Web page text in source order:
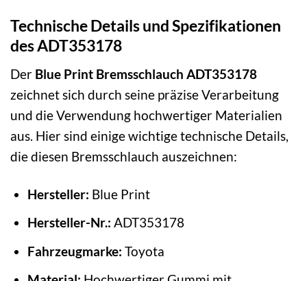
Technische Details und Spezifikationen
des ADT353178
Der Blue Print Bremsschlauch ADT353178
zeichnet sich durch seine präzise Verarbeitung
und die Verwendung hochwertiger Materialien
aus. Hier sind einige wichtige technische Details,
die diesen Bremsschlauch auszeichnen:
Hersteller: Blue Print
Hersteller-Nr.: ADT353178
Fahrzeugmarke: Toyota